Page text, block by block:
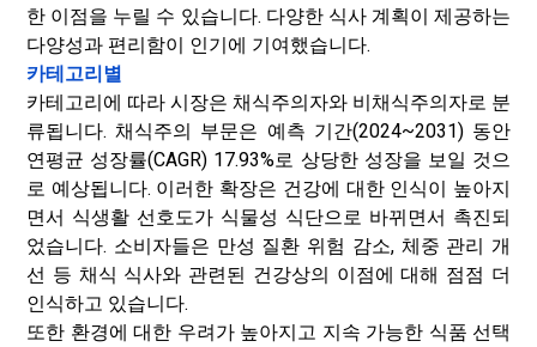
한 이점을 누릴 수 있습니다. 다양한 식사 계획이 제공하는
다양성과 편리함이 인기에 기여했습니다.
카테고리별
카테고리에 따라 시장은 채식주의자와 비채식주의자로 분
류됩니다. 채식주의 부문은 예측 기간(2024~2031) 동안
연평균 성장률(CAGR) 17.93%로 상당한 성장을 보일 것으
로 예상됩니다. 이러한 확장은 건강에 대한 인식이 높아지
면서 식생활 선호도가 식물성 식단으로 바뀌면서 촉진되
었습니다. 소비자들은 만성 질환 위험 감소, 체중 관리 개
선 등 채식 식사와 관련된 건강상의 이점에 대해 점점 더
인식하고 있습니다.
또한 환경에 대한 우려가 높아지고 지속 가능한 식품 선택